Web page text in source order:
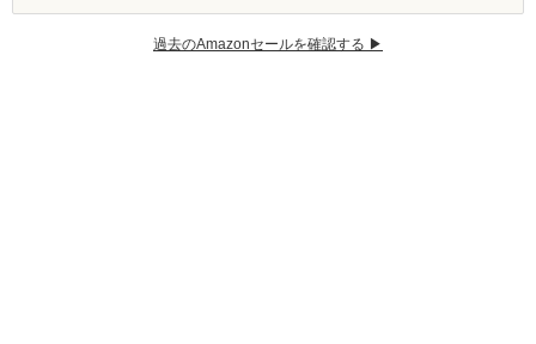
過去のAmazonセールを確認する ▶︎